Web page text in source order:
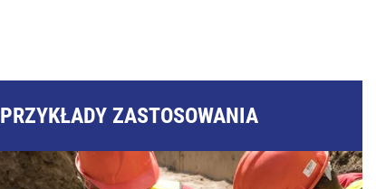
PRZYKŁADY ZASTOSOWANIA